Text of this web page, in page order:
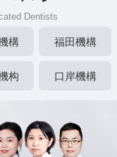
Dentists
構 福田機構
构 口岸機構